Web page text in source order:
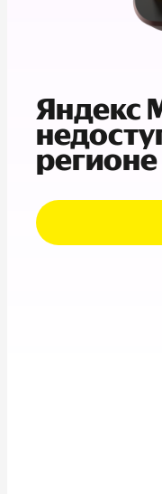
Яндекс
регионе